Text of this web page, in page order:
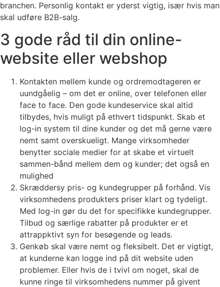
branchen. Personlig kontakt er yderst vigtig, især hvis man
skal udføre B2B-salg.
3 gode råd til din online-
website eller webshop
Kontakten mellem kunde og ordremodtageren er
uundgåelig – om det er online, over telefonen eller
face to face. Den gode kundeservice skal altid
tilbydes, hvis muligt på ethvert tidspunkt. Skab et
log-in system til dine kunder og det må gerne være
nemt samt overskueligt. Mange virksomheder
benytter sociale medier for at skabe et virtuelt
sammen-bånd mellem dem og kunder; det også en
mulighed
Skræddersy pris- og kundegrupper på forhånd. Vis
virksomhedens produkters priser klart og tydeligt.
Med log-in gør du det for specifikke kundegrupper.
Tilbud og særlige rabatter på produkter er et
attrappktivt syn for besøgende og leads.
Genkøb skal være nemt og fleksibelt. Det er vigtigt,
at kunderne kan logge ind på dit website uden
problemer. Eller hvis de i tvivl om noget, skal de
kunne ringe til virksomhedens nummer på givent